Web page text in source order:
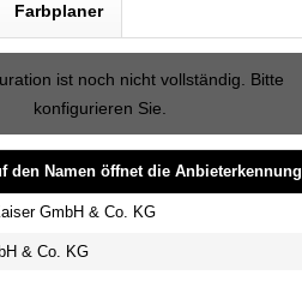
Farbplaner
ist noch nicht vollständig. Bitte
konfigurieren Sie.
den Namen öffnet die Anbieterkennung
den Namen öffnet die Anbieterkennung
GmbH & Co. KG
& Co. KG